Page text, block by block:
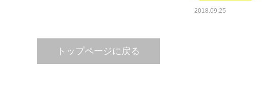
2018.09.25
トップページに戻る